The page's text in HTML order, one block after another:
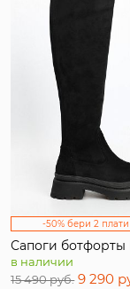
-50% бери 2
Сапоги ботфорты
в наличии
15 490 руб. 9 290